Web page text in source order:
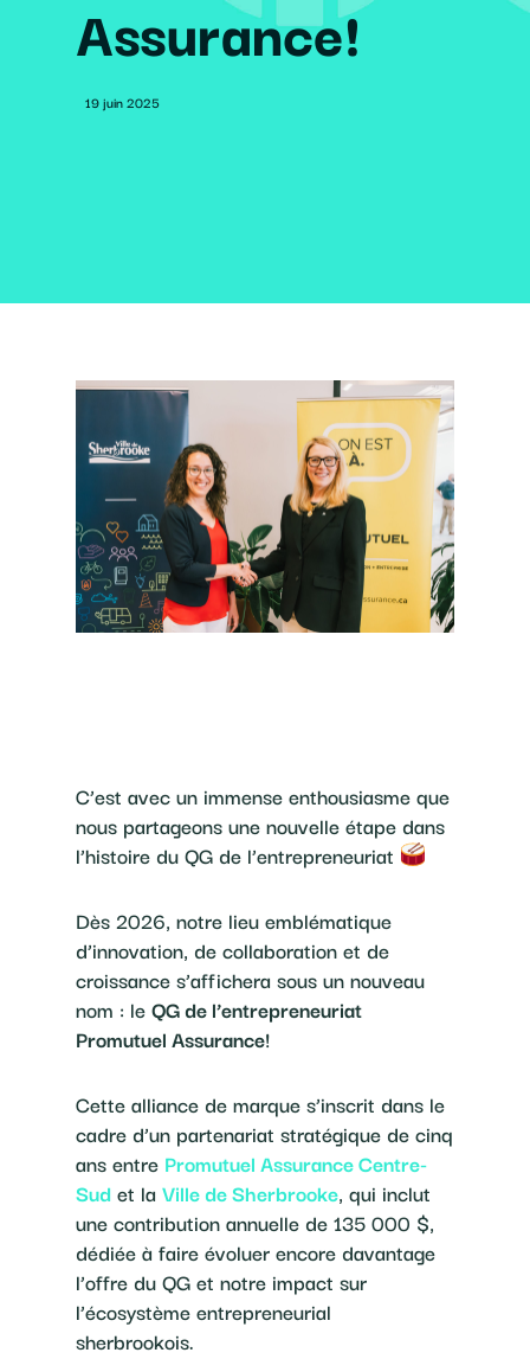
Assurance!
19 juin 2025
C’est avec un immense enthousiasme que
nous partageons une nouvelle étape dans
l’histoire du QG de l’entrepreneuriat
Dès 2026, notre lieu emblématique
d’innovation, de collaboration et de
croissance s’affichera sous un nouveau
nom : leQG de l’entrepreneuriat
Promutuel Assurance!
Cette alliance de marque s’inscrit dans le
cadre d’un partenariat stratégique de cinq
ans entre Promutuel Assurance Centre-
Sudet la Ville de Sherbrooke, qui inclut
une contribution annuelle de 135 000 $,
dédiée à faire évoluer encore davantage
l’offre du QG et notre impact sur
l’écosystème entrepreneurial
sherbrookois.